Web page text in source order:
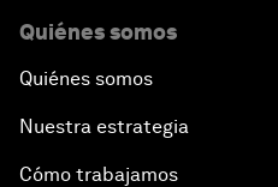
Quiénes somos
Quiénes somos
Nuestra estrategia
Cómo trabajamos